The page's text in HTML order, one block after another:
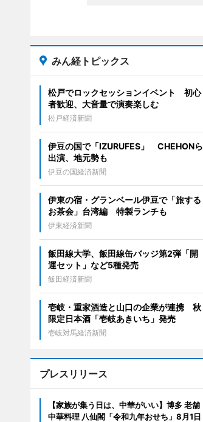
みん経トピックス
松戸でロックセッションイベント 初心
者歓迎、大音量で演奏楽しむ
松戸経済新聞
伊豆の国で「IZURUFES」 CHEHONら
出演、地元勢も
伊豆の国経済新聞
伊東の宿・グランベール伊豆で「旅する
お茶会」台湾編 特製ランチも
伊東経済新聞
飯田線大学、飯田線缶バッジ第2弾「開
運セット」など5種発売
飯田経済新聞
壱岐・重家酒造と山口の企業が連携 秋
限定日本酒「壱岐あきいち」発売
壱岐対馬経済新聞
プレスリリース
【家族が集う日は、中華がいい】博多 老舗
中華料理 八仙閣「令和九年おせち」8月1日